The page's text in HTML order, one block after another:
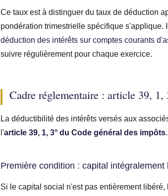
Ce taux est à distinguer du taux de déduction
pondération trimestrielle spécifique
déduction des intérêts sur comptes courants
suivre régulièrement pour chaque exercice.
Cadre réglementaire : article 39, 1,
La déductibilité des intérêts versés aux
l'article 39, 1, 3° du Code général des impôts
Première condition : capital intégralement
Si le capital social n'est pas entièrement